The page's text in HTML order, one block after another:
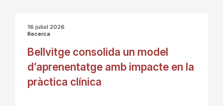
16 juliol 2026
Recerca
Bellvitge consolida un model
d’aprenentatge amb impacte en la
pràctica clínica